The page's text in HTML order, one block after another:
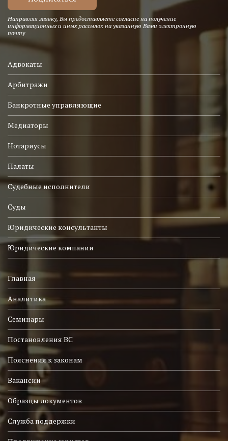
Направляя заявку, Вы предоставляете согласие на получение
информационных и иных рассылок на указанную Вами электронную
почту
Адвокаты
Арбитражи
Банкротные управляющие
Медиаторы
Нотариусы
Палаты
Судебные исполнители
Суды
Юридические консультанты
Юридические компании
Главная
Аналитика
Семинары
Постановления ВС
Пояснения к законам
Вакансии
Образцы документов
Служба поддержки